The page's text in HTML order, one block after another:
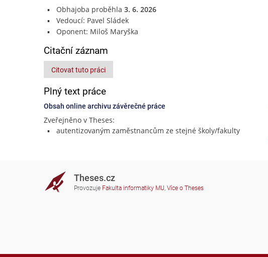
Obhajoba proběhla 3. 6. 2026
Vedoucí: Pavel Sládek
Oponent: Miloš Maryška
Citační záznam
Citovat tuto práci
Plný text práce
Obsah online archivu závěrečné práce
Zveřejněno v Theses:
autentizovaným zaměstnancům ze stejné školy/fakulty
Theses.cz
Provozuje Fakulta informatiky MU, Více o Theses